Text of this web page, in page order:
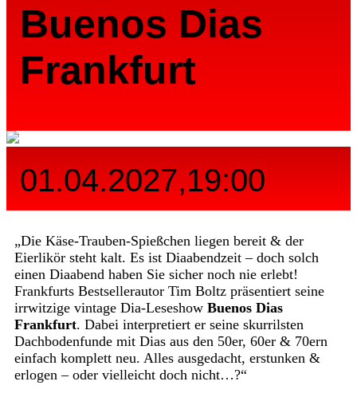
Buenos Dias
Frankfurt
01.04.2027,19:00
„Die Käse-Trauben-Spießchen liegen bereit & der
Eierlikör steht kalt. Es ist Diaabendzeit – doch solch
einen Diaabend haben Sie sicher noch nie erlebt!
Frankfurts Bestsellerautor Tim Boltz präsentiert seine
irrwitzige vintage Dia-Leseshow Buenos Dias
Frankfurt. Dabei interpretiert er seine skurrilsten
Dachbodenfunde mit Dias aus den 50er, 60er & 70ern
einfach komplett neu. Alles ausgedacht, erstunken &
erlogen – oder vielleicht doch nicht…?“